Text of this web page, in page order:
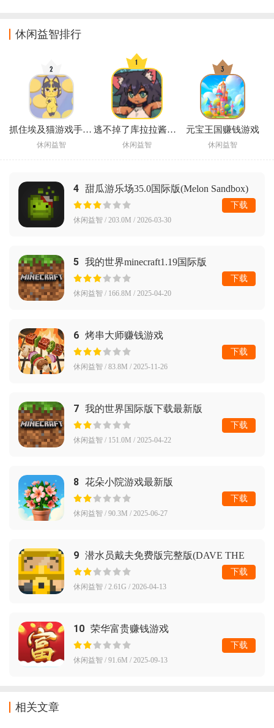
休闲益智排行
抓住埃及猫游戏手机版(Neko Touch)
休闲益智
逃不掉了库拉拉酱游戏(Chrala can)
休闲益智
元宝王国赚钱游戏
休闲益智
4 甜瓜游乐场35.0国际版(Melon Sandbox)
休闲益智 / 203.0M / 2026-03-30
下载
5 我的世界minecraft1.19国际版
休闲益智 / 166.8M / 2025-04-20
下载
6 烤串大师赚钱游戏
休闲益智 / 83.8M / 2025-11-26
下载
7 我的世界国际版下载最新版
休闲益智 / 151.0M / 2025-04-22
下载
8 花朵小院游戏最新版
休闲益智 / 90.3M / 2025-06-27
下载
9 潜水员戴夫免费版完整版(DAVE THE
DIVER)
休闲益智 / 2.61G / 2026-04-13
下载
10 荣华富贵赚钱游戏
休闲益智 / 91.6M / 2025-09-13
下载
相关文章